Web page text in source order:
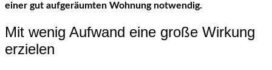
einer gut aufgeräumten Wohnung notwendig.
Mit wenig Aufwand eine große Wirkung
erzielen